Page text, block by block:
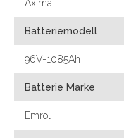
Axima
Batteriemodell
96V-1085Ah
Batterie Marke
Emrol